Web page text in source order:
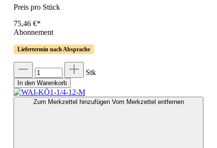
Preis pro Stück
75,46 €*
Abonnement
Liefertermin nach Absprache
Stk
In den Warenkorb
Zum Merkzettel hinzufügen Vom Merkzettel entfernen